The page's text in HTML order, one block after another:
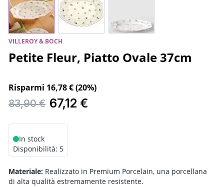
VILLEROY & BOCH
Petite Fleur, Piatto Ovale 37cm
Risparmi 16,78 € (20%)
83,90 € 67,12 €
In stock
Disponibilità: 5
Materiale: Realizzato in Premium Porcelain, una porcellana
di alta qualità estremamente resistente.